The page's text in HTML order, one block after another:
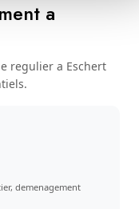
a
regulier a Eschert
demenagement